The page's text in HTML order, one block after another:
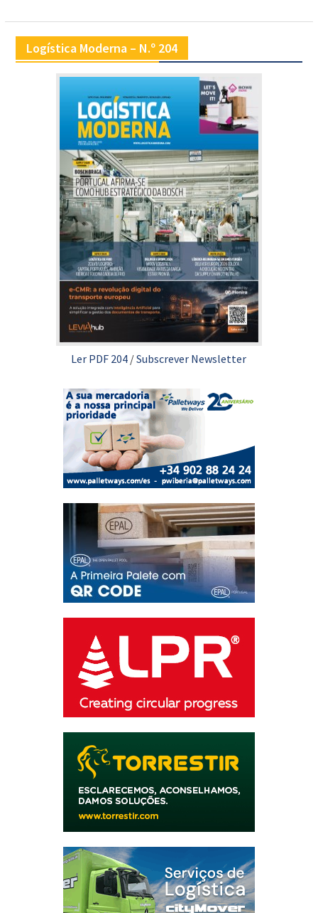
Logística Moderna – N.º 204
Ler PDF 204 /Subscrever Newsletter